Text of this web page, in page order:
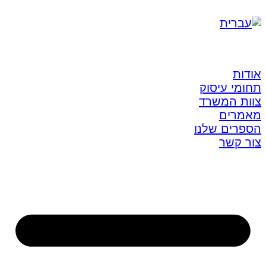
אודות
תחומי עיסוק
צוות המשרד
מאמרים
הספרים שלנו
צור קשר